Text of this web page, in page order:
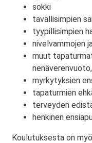
sokki
tavallisimpien
tyypillisimpien
nivelvammojen
muut
myrkytyksien
tapaturmien
terveyden
henkinen
Koulutuksesta on